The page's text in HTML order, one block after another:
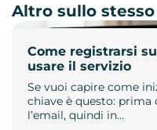
Come registrarsi
usare il servizio
Se vuoi capire come
chiave è questo: prima
l’email, quindi in…
Altro sullo